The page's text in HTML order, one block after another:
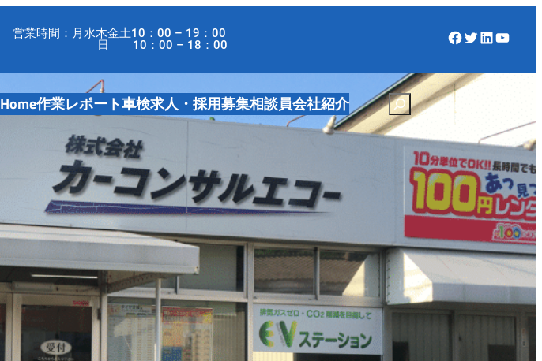
営業時間：月水木金土10：00 – 19：00
日 10：00 – 18：00
Facebook Twitter LinkedIn YouTube
Home作業レポート車検求人・採用募集相談員会社紹介
S
e